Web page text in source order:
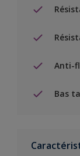
Anti-
Bas